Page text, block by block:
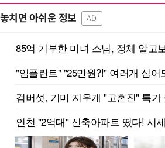
놓치면 아쉬운 정보 AD